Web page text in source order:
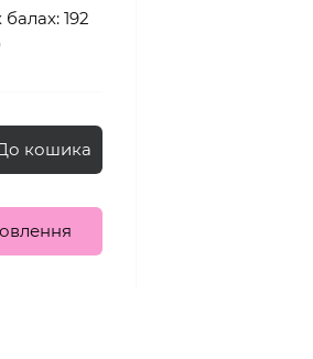
192
кошика